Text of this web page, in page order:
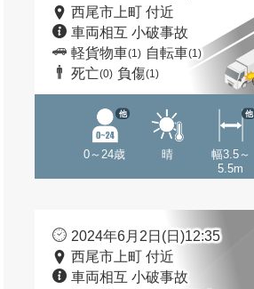
西尾市上町 付近
車両相互 小破事故
軽貨物車(1) 自転車(1)
死亡(0) 負傷(1)
0～24歳
他
晴
幅3.5～
5.5m
他
2024年6月2日(日)12:35
西尾市上町 付近
車両相互 小破事故